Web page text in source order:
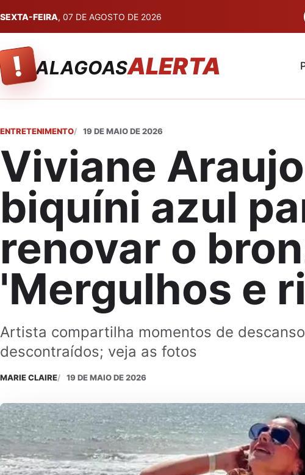
SEXTA-FEIRA, 07 DE AGOSTO DE 2026
! ALAGOASALERTA
ENTRETENIMENTO 19 DE MAIO DE 2026
Viviane
biquíni azul
renovar o
'Mergulhos e
Artista compartilha momentos de
descontraídos; veja as fotos
MARIE CLAIRE 19 DE MAIO DE 2026